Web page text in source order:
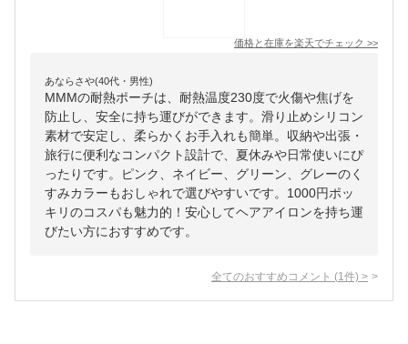
価格と在庫を楽天でチェック >>
あならさや(40代・男性)
MMMの耐熱ポーチは、耐熱温度230度で火傷や焦げを
防止し、安全に持ち運びができます。滑り止めシリコン
素材で安定し、柔らかくお手入れも簡単。収納や出張・
旅行に便利なコンパクト設計で、夏休みや日常使いにぴ
ったりです。ピンク、ネイビー、グリーン、グレーのく
すみカラーもおしゃれで選びやすいです。1000円ポッ
キリのコスパも魅力的！安心してヘアアイロンを持ち運
びたい方におすすめです。
全てのおすすめコメント (1 件) >